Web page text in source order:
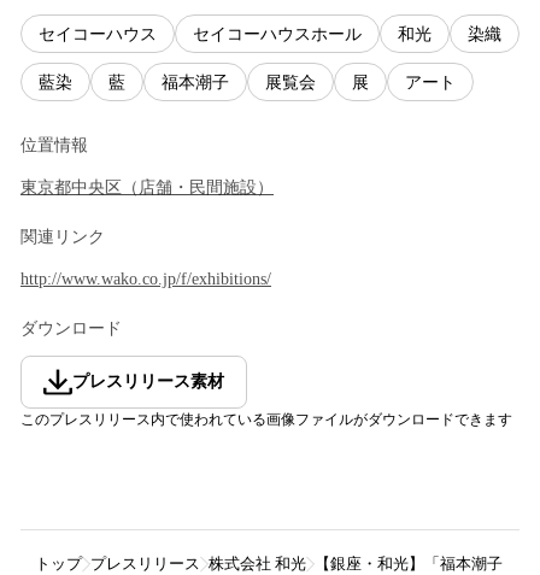
セイコーハウス セイコーハウスホール 和光 染織
藍染 藍 福本潮子 展覧会 展 アート
位置情報
東京都中央区 （ 店舗・民間施設 ）
関連リンク
http://www.wako.co.jp/f/exhibitions/
ダウンロード
プレスリリース素材
このプレスリリース内で使われている画像ファイルがダウンロードできます
トップ プレスリリース 株式会社 和光 【銀座・和光】「福本潮子 ー